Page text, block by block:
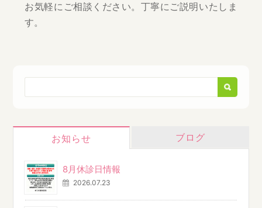
お気軽にご相談ください。丁寧にご説明いたしま
す。
お知らせ ブログ
8月休診日情報
2026.07.23